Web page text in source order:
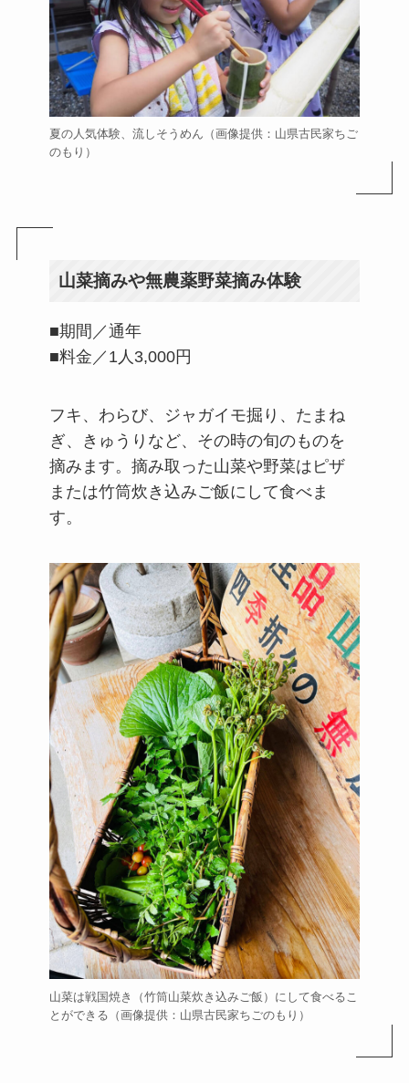
夏の人気体験、流しそうめん（画像提供：山県古民家ちご
のもり）
山菜摘みや無農薬野菜摘み体験
■期間／通年
■料金／1人3,000円
フキ、わらび、ジャガイモ掘り、たまね
ぎ、きゅうりなど、その時の旬のものを
摘みます。摘み取った山菜や野菜はピザ
または竹筒炊き込みご飯にして食べま
す。
山菜は戦国焼き（竹筒山菜炊き込みご飯）にして食べるこ
とができる（画像提供：山県古民家ちごのもり）